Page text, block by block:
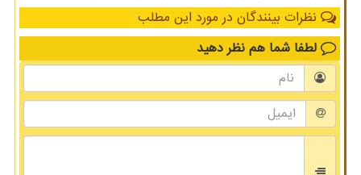
نظرات بینندگان در مورد این مطلب
لطفا شما هم نظر دهید